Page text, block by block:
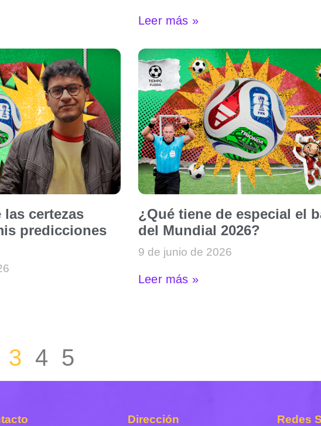
Leer más »
certezas
predicciones
¿Qué tiene de especial el
del Mundial 2026?
9 de junio de 2026
Leer más »
3 4 5
Dirección Redes